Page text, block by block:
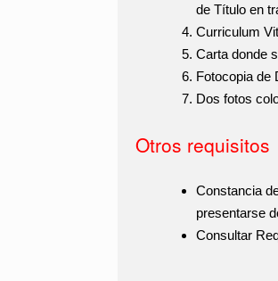
de Título en
Curriculum
Carta donde
Fotocopia de
Dos fotos
Otros requisitos
Constancia
presentarse
Consultar